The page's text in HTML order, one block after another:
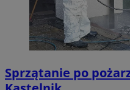
Sprzątanie po